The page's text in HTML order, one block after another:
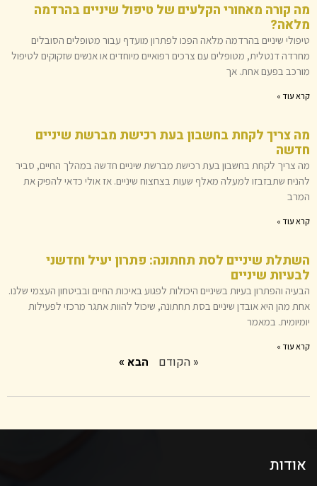
מה קורה מאחורי הקלעים של טיפול שיניים בהרדמה
מלאה?
טיפולי שיניים בהרדמה מלאה הפכו לפתרון מועדף עבור מטופלים הסובלים
מחרדה דנטלית, מטופלים עם צרכים רפואיים מיוחדים או אנשים שזקוקים לטיפול
מורכב בפעם אחת. אך
קרא עוד »
מה צריך לקחת בחשבון בעת ​​רכישת מברשת שיניים
חדשה
מה צריך לקחת בחשבון בעת ​​רכישת מברשת שיניים חדשה במהלך החיים, סביר
להניח שתבזבזו למעלה מאלף שעות בצחצוח שיניים. אז אולי כדאי להפיק את
המרב
קרא עוד »
השתלת שיניים לסת תחתונה: פתרון יעיל וחדשני
לבעיות שיניים
הבעיה והפתרון בעיות בשיניים היכולות לפגוע באיכות החיים ובביטחון העצמי שלנו.
אחת מהן היא אובדן שיניים בסת תחתונה, שיכול להוות אתגר מרכזי לפעילות
יומיומית. במאמר
קרא עוד »
« הקודם הבא »
אודות